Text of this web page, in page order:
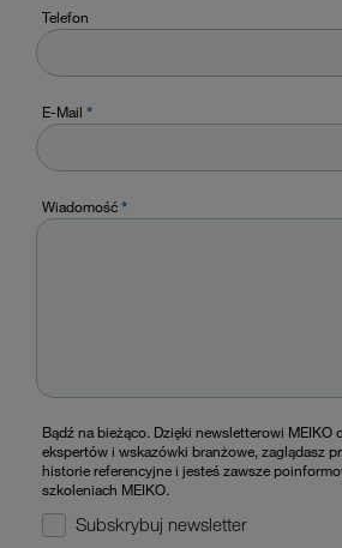
Telefon
E-Mail *
Wiadomość*
Bądź na bieżąco. Dzięki newsletterowi MEIKO
ekspertów i wskazówki branżowe, zaglądasz
historie referencyjne i jesteś zawsze
szkoleniach MEIKO.
Subskrybuj newsletter